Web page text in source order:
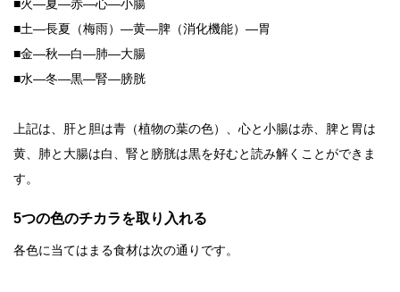
■火―夏―赤―心―小腸
■土―長夏（梅雨）―黄―脾（消化機能）―胃
■金―秋―白―肺―大腸
■水―冬―黒―腎―膀胱
上記は、肝と胆は青（植物の葉の色）、心と小腸は赤、脾と胃は
黄、肺と大腸は白、腎と膀胱は黒を好むと読み解くことができま
す。
5つの色のチカラを取り入れる
各色に当てはまる食材は次の通りです。